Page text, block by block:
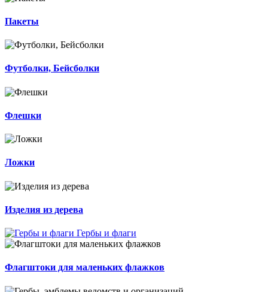
Пакеты
Футболки, Бейсболки
Флешки
Ложки
Изделия из дерева
Гербы и флаги
Флагштоки для маленьких флажков